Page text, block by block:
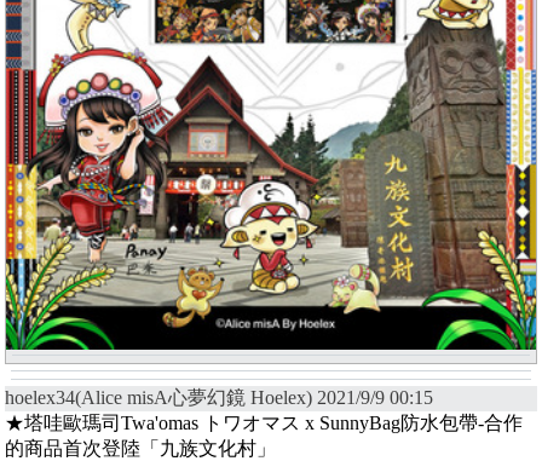
hoelex34(Alice misA心夢幻鏡 Hoelex) 2021/9/9 00:15
★塔哇歐瑪司Twa'omas トワオマス x SunnyBag防水包帶-合作
的商品首次登陸「九族文化村」